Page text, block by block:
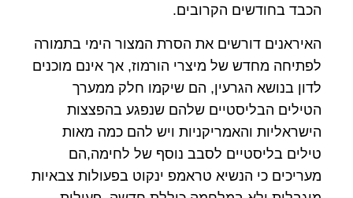
הכבד בחודשים הקרובים.
האיראנים דורשים את הסרת המצור הימי בתמורה
לפתיחה מחדש של מיצרי הורמוז, אך אינם מוכנים
לדון בנושא הגרעין, הם שיקמו חלק ממערך
הטילים הבליסטיים שלהם שנפגע בהפצצות
הישראליות והאמריקניות ויש להם כמה מאות
טילים בליסטיים לסבב נוסף של לחימה,הם
מעריכים כי הנשיא טראמפ ינקוט בפעולות צבאיות